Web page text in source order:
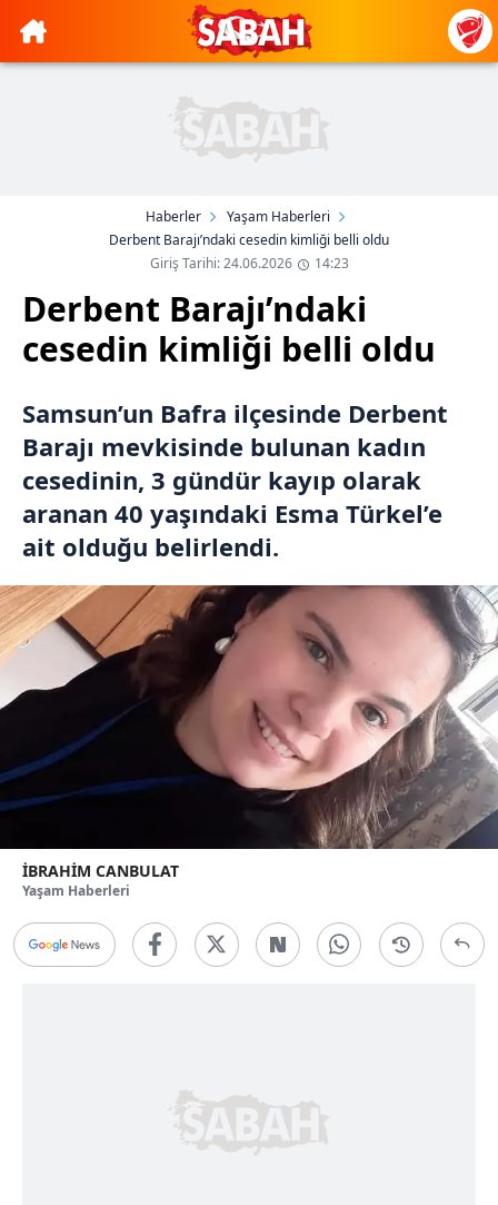
Haberler
Yaşam Haberleri
Derbent Barajı’ndaki cesedin kimliği belli oldu
Giriş Tarihi: 24.06.2026
14:23
Derbent Barajı’ndaki
cesedin kimliği belli oldu
Samsun’un Bafra ilçesinde Derbent
Barajı mevkisinde bulunan kadın
cesedinin, 3 gündür kayıp olarak
aranan 40 yaşındaki Esma Türkel’e
ait olduğu belirlendi.
İBRAHİM CANBULAT
Yaşam Haberleri